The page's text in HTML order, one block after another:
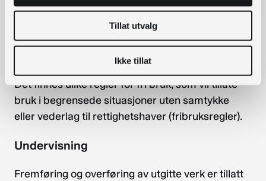
Tillat utvalg
Ikke tillat
folkebibliotekene for å komme innunder en
grense for definisjon av allmenhet.
Noen unntak gir fri bruk
Det finnes ulike regler for fri bruk, som vil tillate
bruk i begrensede situasjoner uten samtykke
eller vederlag til rettighetshaver (fribruksregler).
Undervisning
Fremføring og overføring av utgitte verk er tillatt